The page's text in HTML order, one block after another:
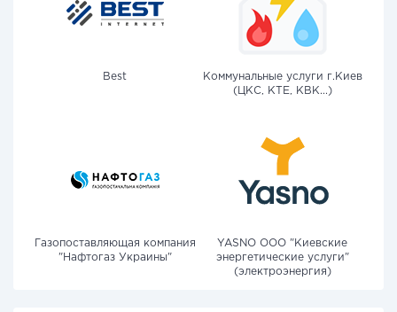
Best
Коммунальные услуги г.Киев
(ЦКС, КТЕ, КВК...)
Газопоставляющая компания
"Нафтогаз Украины"
YASNO OOO "Киевские
энергетические услуги"
(электроэнергия)